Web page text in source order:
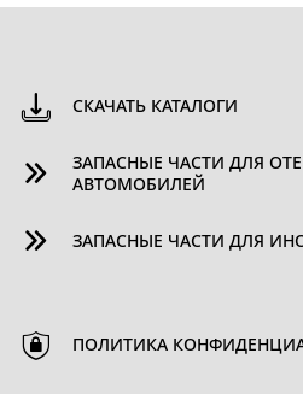
СКАЧАТЬ КАТАЛОГИ
ЗАПАСНЫЕ ЧАСТИ ДЛЯ
АВТОМОБИЛЕЙ
ЗАПАСНЫЕ ЧАСТИ ДЛЯ
ПОЛИТИКА